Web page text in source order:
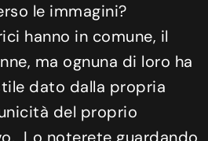
le immagini?
hanno in comune, il
ma ognuna di loro ha
dato dalla propria
del proprio